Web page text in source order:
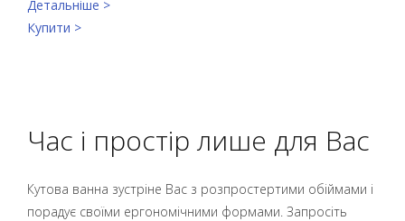
Детальніше >
Купити >
Час і простір лише для Вас
Кутова ванна зустріне Вас з розпростертими обіймами і
порадує своїми ергономічними формами. Запросіть